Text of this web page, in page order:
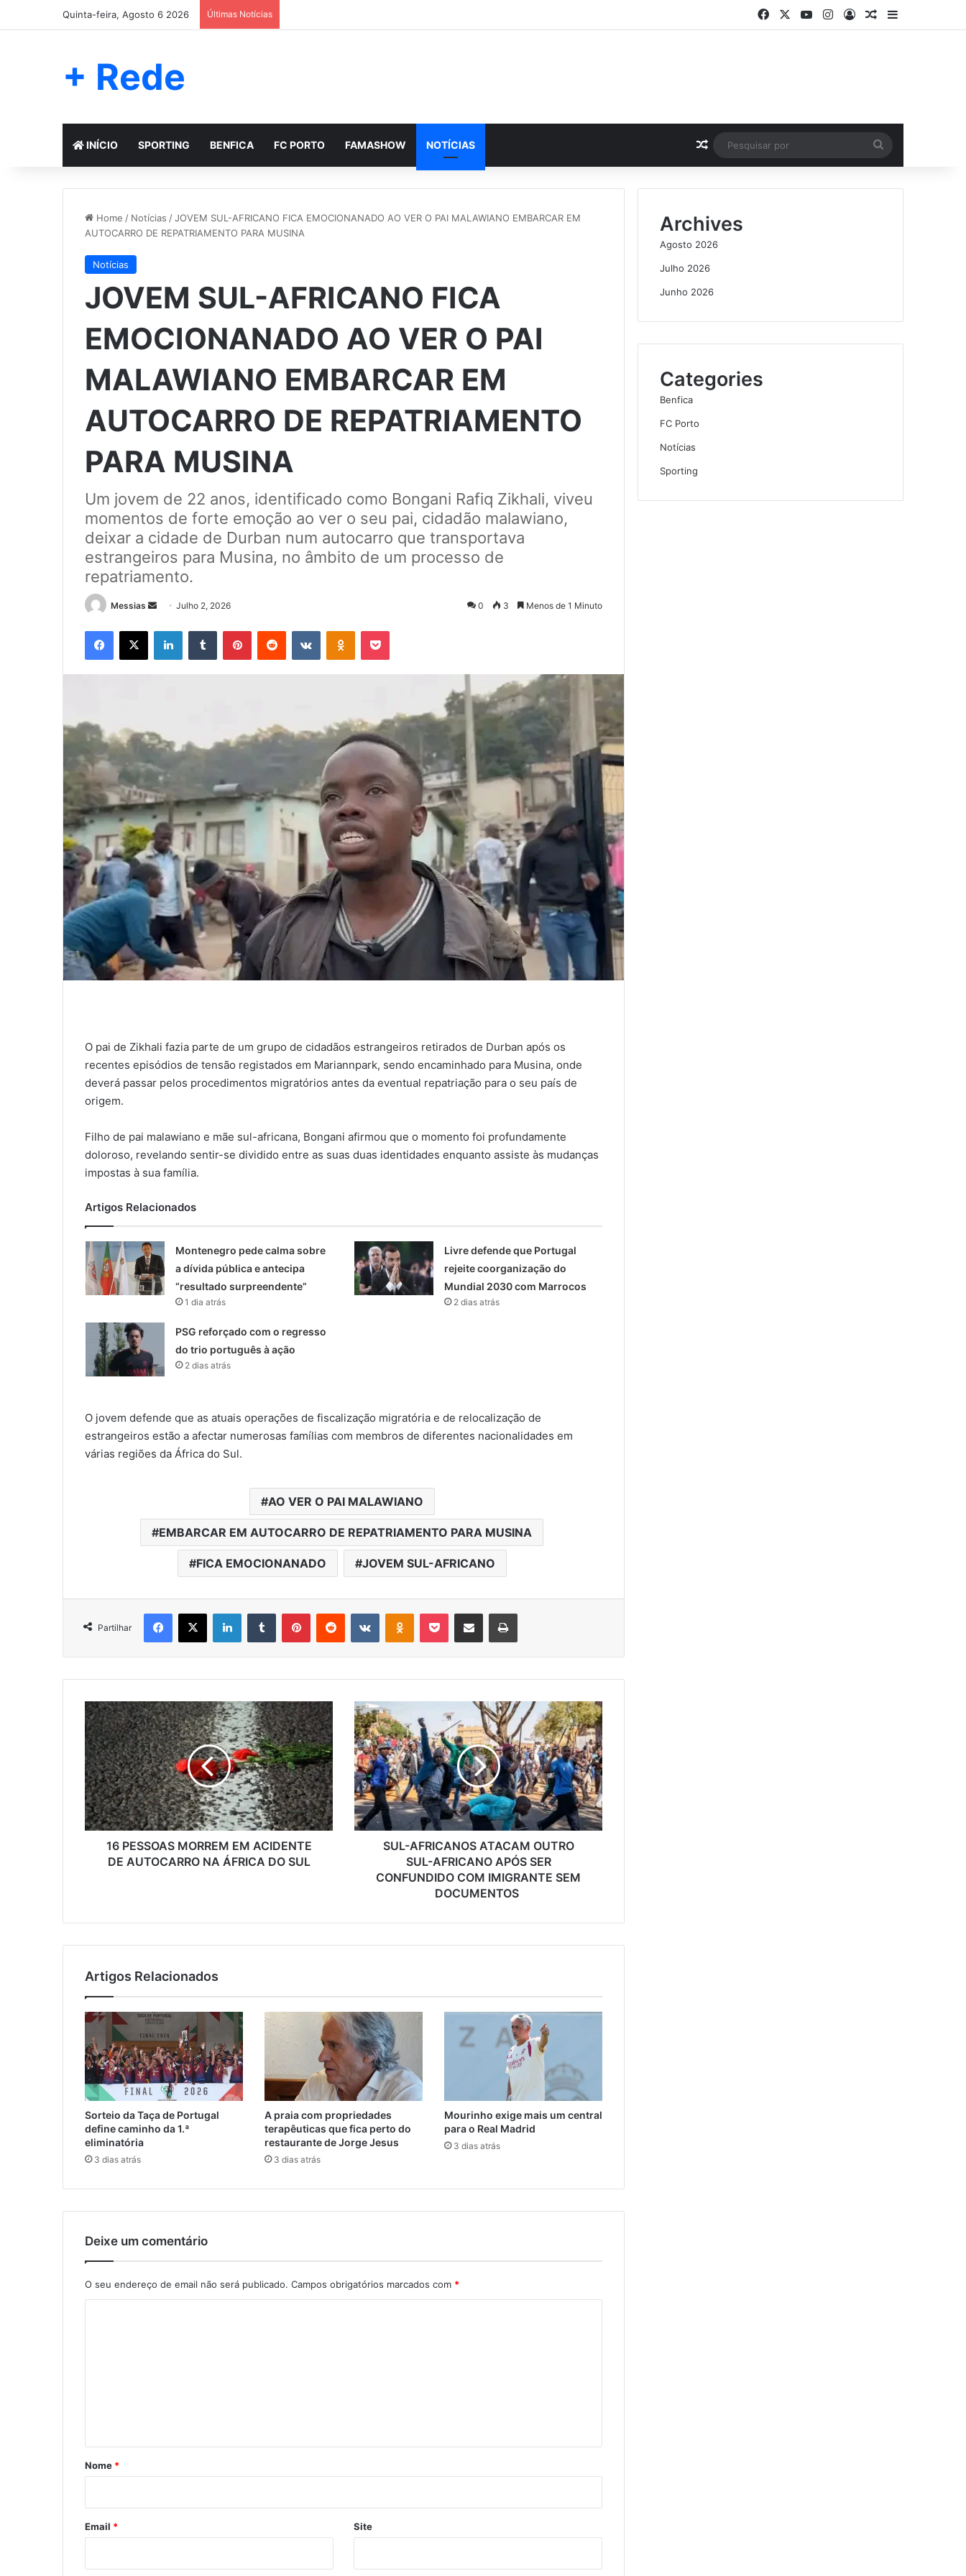
Quinta-feira, Agosto 6 2026 Últimas Notícias FacebookYouTubeInstagram
Log InArtigo Aleatório
Sidebar
+ Rede
INÍCIO SPORTING BENFICA FC PORTO FAMASHOW NOTÍCIAS Artigo Aleatório
por
Home / Notícias /JOVEM SUL-AFRICANO FICA EMOCIONANADO AO VER O PAI MALAWIANO EMBARCAR EM
AUTOCARRO DE REPATRIAMENTO PARA MUSINA
Notícias
JOVEM SUL-AFRICANO FICA
EMOCIONANADO AO VER O PAI
MALAWIANO EMBARCAR EM
AUTOCARRO DE REPATRIAMENTO
PARA MUSINA
Um jovem de 22 anos, identificado como Bongani Rafiq Zikhali, viveu
momentos de forte emoção ao ver o seu pai, cidadão malawiano,
deixar a cidade de Durban num autocarro que transportava
estrangeiros para Musina, no âmbito de um processo de
repatriamento.
Messias
Send
email
Julho 2, 2026 0 3 Menos de 1 Minuto
Facebook
X LinkedInTumblr PinterestReddit VKontakteOdnoklassniki
Pocket
O pai de Zikhali fazia parte de um grupo de cidadãos estrangeiros retirados de Durban após os
recentes episódios de tensão registados em Mariannpark, sendo encaminhado para Musina, onde
deverá passar pelos procedimentos migratórios antes da eventual repatriação para o seu país de
origem.
Filho de pai malawiano e mãe sul-africana, Bongani afirmou que o momento foi profundamente
doloroso, revelando sentir-se dividido entre as suas duas identidades enquanto assiste às mudanças
impostas à sua família.
Artigos Relacionados
Montenegro pede calma sobre
a dívida pública e antecipa
“resultado surpreendente”
1 dia atrás
Livre defende que Portugal
rejeite coorganização do
Mundial 2030 com Marrocos
2 dias atrás
PSG reforçado com o regresso
do trio português à ação
2 dias atrás
O jovem defende que as atuais operações de fiscalização migratória e de relocalização de
estrangeiros estão a afectar numerosas famílias com membros de diferentes nacionalidades em
várias regiões da África do Sul.
AO VER O PAI MALAWIANO
EMBARCAR EM AUTOCARRO DE REPATRIAMENTO PARA MUSINA
FICA EMOCIONANADO JOVEM SUL-AFRICANO
Partilhar
Facebook
X LinkedInTumblr PinterestReddit VKontakteOdnoklassniki
Pocket Partilhar Via Email Imprimir
16
PESSOAS
MORREM
EM
ACIDENTE
DE
AUTOCARRO
NA
ÁFRICA
16 PESSOAS MORREM EM ACIDENTE
DE AUTOCARRO NA ÁFRICA DO SUL
SUL-
AFRICANOS
ATACAM
OUTRO
SUL-
AFRICANO
APÓS
SER
CONFUNDIDO
SUL-AFRICANOS ATACAM OUTRO
SUL-AFRICANO APÓS SER
CONFUNDIDO COM IMIGRANTE SEM
DOCUMENTOS
Artigos Relacionados
Sorteio da Taça de Portugal
define caminho da 1.ª
eliminatória
3 dias atrás
A praia com propriedades
terapêuticas que fica perto do
restaurante de Jorge Jesus
3 dias atrás
Mourinho exige mais um central
para o Real Madrid
3 dias atrás
Deixe um comentário
O seu endereço de email não será publicado. Campos obrigatórios marcados com *
r
*
Nome *
Email * Site
Archives
Agosto 2026
Julho 2026
Junho 2026
Categories
Benfica
FC Porto
Notícias
Sporting